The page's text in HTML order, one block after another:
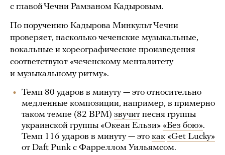
с главой Чечни Рамзаном Кадыровым.
По поручению Кадырова Минкульт Чечни
проверяет, насколько чеченские музыкальные,
вокальные и хореографические произведения
соответствуют «чеченскому менталитету
и музыкальному ритму».
Темп 80 ударов в минуту — это относительно
медленные композиции, например, в примерно
таком темпе (82 BPM) звучит песня группы
украинской группы «Океан Ельзи» «Без бою».
Темп 116 ударов в минуту — это как «Get Lucky»
от Daft Punk с Фарреллом Уильямсом.